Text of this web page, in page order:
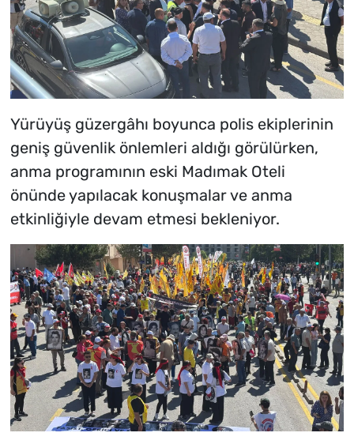
Yürüyüş güzergâhı boyunca polis ekiplerinin
geniş güvenlik önlemleri aldığı görülürken,
anma programının eski Madımak Oteli
önünde yapılacak konuşmalar ve anma
etkinliğiyle devam etmesi bekleniyor.